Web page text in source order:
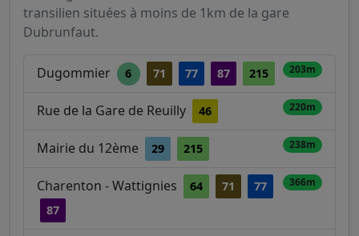
transilien situées à moins de 1km de la gare
Dubrunfaut.
Dugommier 6 71 77 87 215 203m
Rue de la Gare de Reuilly 46 220m
Mairie du 12ème 29 215 238m
Charenton - Wattignies 64 71
77
87
366m